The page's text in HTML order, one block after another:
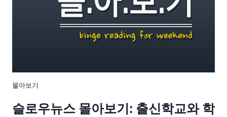
몰아보기
슬로우뉴스 몰아보기: 출신학교와 학